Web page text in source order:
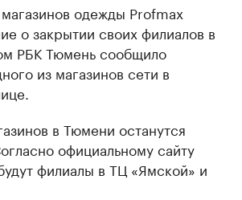
магазинов одежды Profmax
о закрытии своих филиалов в
РБК Тюмень сообщило
из магазинов сети в
в Тюмени останутся
официальному сайту
филиалы в ТЦ «Ямской» и